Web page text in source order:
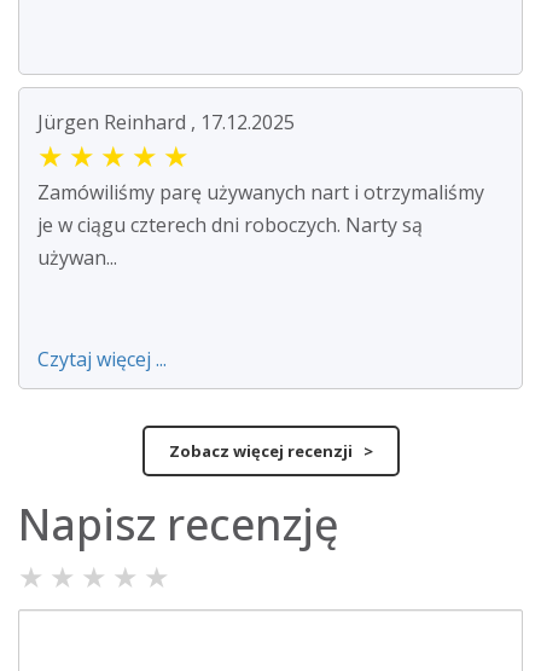
Jürgen Reinhard , 17.12.2025
★ ★ ★ ★ ★
Zamówiliśmy parę używanych nart i otrzymaliśmy
je w ciągu czterech dni roboczych. Narty są
używan...
Czytaj więcej ...
Zobacz więcej recenzji >
Napisz recenzję
★ ★ ★ ★ ★